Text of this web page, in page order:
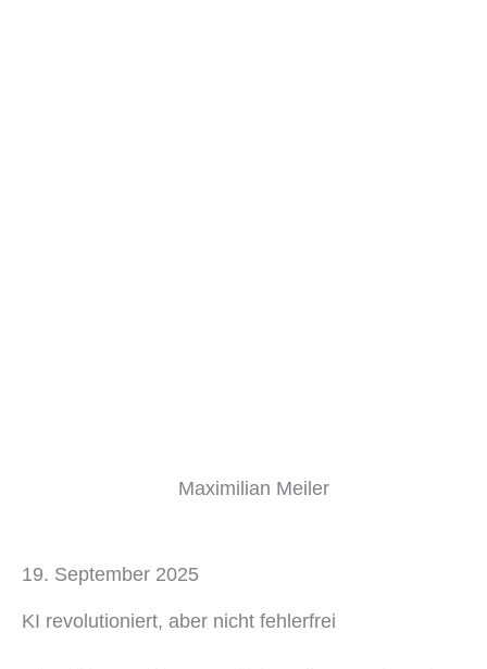
Maximilian Meiler
19. September 2025
KI revolutioniert, aber nicht fehlerfrei